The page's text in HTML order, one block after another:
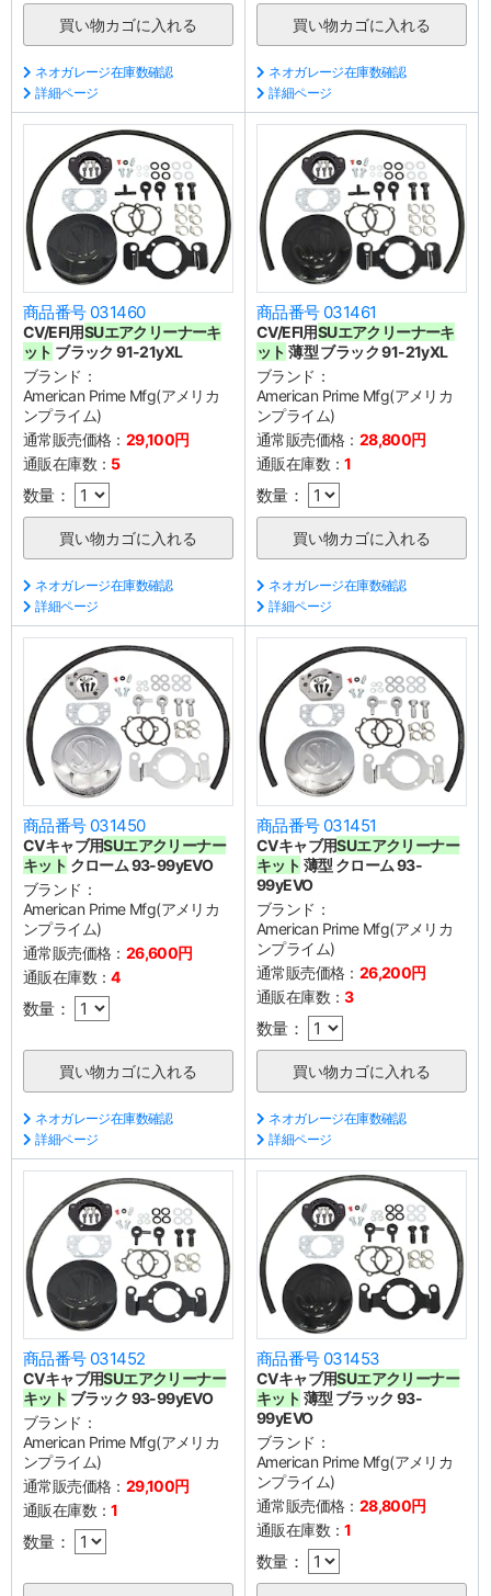
ネオガレージ在庫数確認
詳細ページ
ネオガレージ在庫数確認
詳細ページ
商品番号 031460
CV/EFI用SUエアクリーナーキ
ット ブラック 91-21yXL
ブランド：
American Prime Mfg(アメリカ
ンプライム)
通常販売価格： 29,100円
通販在庫数： 5
数量：
ネオガレージ在庫数確認
詳細ページ
商品番号 031461
CV/EFI用SUエアクリーナーキ
ット 薄型 ブラック 91-21yXL
ブランド：
American Prime Mfg(アメリカ
ンプライム)
通常販売価格： 28,800円
通販在庫数：1
数量：
ネオガレージ在庫数確認
詳細ページ
商品番号 031450
CVキャブ用SUエアクリーナー
キット クローム 93-99yEVO
ブランド：
American Prime Mfg(アメリカ
ンプライム)
通常販売価格： 26,600円
通販在庫数：4
数量：
ネオガレージ在庫数確認
詳細ページ
商品番号 031451
CVキャブ用SUエアクリーナー
キット 薄型 クローム 93-
99yEVO
ブランド：
American Prime Mfg(アメリカ
ンプライム)
通常販売価格： 26,200円
通販在庫数：3
数量：
ネオガレージ在庫数確認
詳細ページ
商品番号 031452
CVキャブ用SUエアクリーナー
キット ブラック 93-99yEVO
ブランド：
American Prime Mfg(アメリカ
ンプライム)
通常販売価格： 29,100円
通販在庫数：1
数量：
商品番号 031453
CVキャブ用SUエアクリーナー
キット 薄型 ブラック 93-
99yEVO
ブランド：
American Prime Mfg(アメリカ
ンプライム)
通常販売価格： 28,800円
通販在庫数：1
数量：